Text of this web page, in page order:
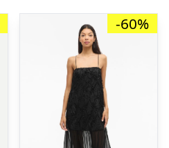
-60%